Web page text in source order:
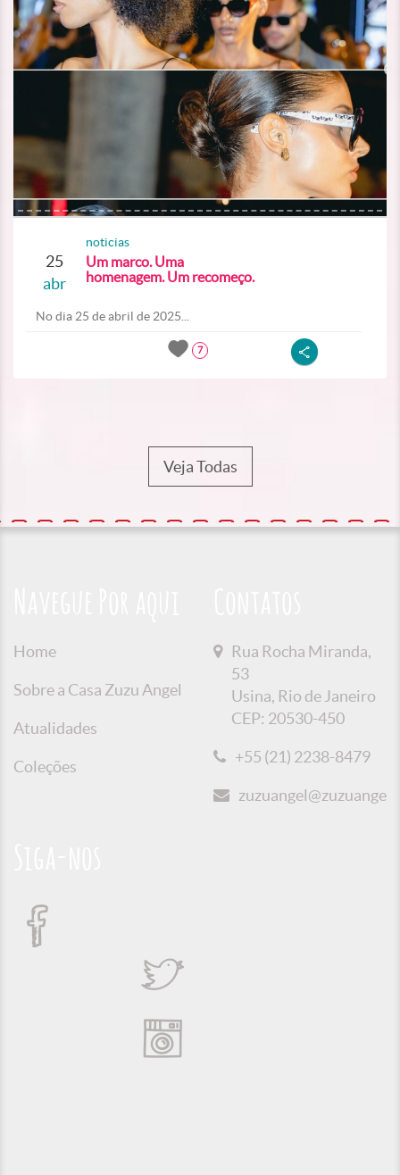
25
abr
noticias
Um marco. Uma
homenagem. Um recomeço.
No dia 25 de abril de 2025...
7
Veja Todas
Home
Sobre a Casa Zuzu Angel
Atualidades
Coleções
Rua Rocha Miranda,
53
Usina, Rio de Janeiro
CEP: 20530-450
+55 (21) 2238-8479